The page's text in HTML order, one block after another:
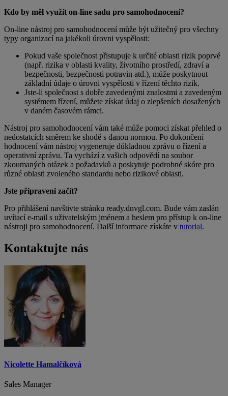
Kdo by měl využít on-line sadu pro samohodnocení?
On-line nástroj pro samohodnocení může být užitečný pro všechny
typy organizací na jakékoli úrovni vyspělosti:
Pokud vaše společnost přistupuje k určité oblasti rizik poprvé
(např. rizika v oblasti kvality, životního prostředí, zdraví a
bezpečnosti, bezpečnosti potravin atd.), může poskytnout
základní údaje o úrovni vyspělosti v řízení těchto rizik.
Jste-li společnost s dobře zavedenými znalostmi a zavedeným
systémem řízení, můžete získat údaj o zlepšeních dosažených
v daném časovém rámci.
Nástroj pro samohodnocení vám také může pomoci získat přehled o
nedostatcích směrem ke shodě s danou normou. Po dokončení
hodnocení vám nástroj vygeneruje důkladnou zprávu o řízení a
operativní zprávu. Ta vychází z vašich odpovědí na soubor
zkoumaných otázek a požadavků a poskytuje podrobné skóre pro
různé oblasti zvoleného standardu nebo rizikové oblasti.
Jste připraveni začít?
Pro přihlášení navštivte stránku ready.dnvgl.com. Bude vám zaslán
uvítací e-mail s uživatelským jménem a heslem pro přístup k on-line
nástroji pro samohodnocení. Další informace získáte v tutorial.
Kontaktujte nás
Nicolette Hamalčíková
Sales Manager